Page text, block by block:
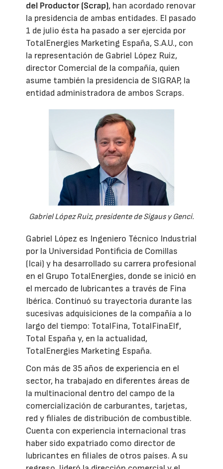
del Productor (Scrap), han acordado renovar
la presidencia de ambas entidades. El pasado
1 de julio ésta ha pasado a ser ejercida por
TotalEnergies Marketing España, S.A.U., con
la representación de Gabriel López Ruiz,
director Comercial de la compañía, quien
asume también la presidencia de SIGRAP, la
entidad administradora de ambos Scraps.
Gabriel López Ruiz, presidente de Sigaus y Genci.
Gabriel López es Ingeniero Técnico Industrial
por la Universidad Pontificia de Comillas
(Icai) y ha desarrollado su carrera profesional
en el Grupo TotalEnergies, donde se inició en
el mercado de lubricantes a través de Fina
Ibérica. Continuó su trayectoria durante las
sucesivas adquisiciones de la compañía a lo
largo del tiempo: TotalFina, TotalFinaElf,
Total España y, en la actualidad,
TotalEnergies Marketing España.
Con más de 35 años de experiencia en el
sector, ha trabajado en diferentes áreas de
la multinacional dentro del campo de la
comercialización de carburantes, tarjetas,
red y filiales de distribución de combustible.
Cuenta con experiencia internacional tras
haber sido expatriado como director de
lubricantes en filiales de otros países. A su